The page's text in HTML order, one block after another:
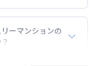
以内
ションのお支払い
での現金払い、クレ
カード、Master
ーマンションの